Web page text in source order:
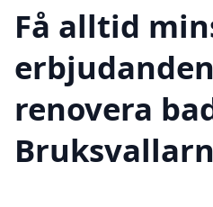
Få alltid
renovera